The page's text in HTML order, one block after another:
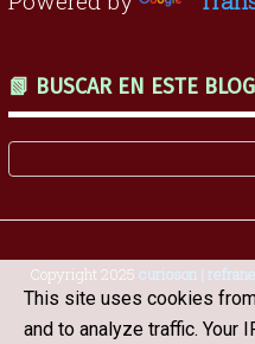
📗 BUSCAR EN ESTE BLOG
Copyright 2025 curioson |
This site uses cookies
and to analyze traffic. Your